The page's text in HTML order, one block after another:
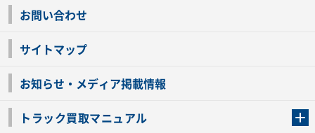
お問い合わせ
サイトマップ
お知らせ・メディア掲載情報
トラック買取マニュアル